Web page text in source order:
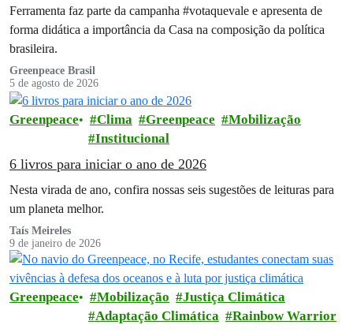
Ferramenta faz parte da campanha #votaquevale e apresenta de
forma didática a importância da Casa na composição da política
brasileira.
Greenpeace Brasil
5 de agosto de 2026
Greenpeace Clima Greenpeace
Mobilização
Institucional
6 livros para iniciar o ano de 2026
Nesta virada de ano, confira nossas seis sugestões de leituras para
um planeta melhor.
Taís Meireles
9 de janeiro de 2026
Greenpeace Mobilização
Justiça Climática
Adaptação Climática
Rainbow Warrior